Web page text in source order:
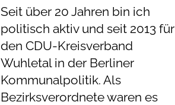
Seit über 20 Jahren bin ich
politisch aktiv und seit 2013 für
den CDU-Kreisverband
Wuhletal in der Berliner
Kommunalpolitik. Als
Bezirksverordnete waren es